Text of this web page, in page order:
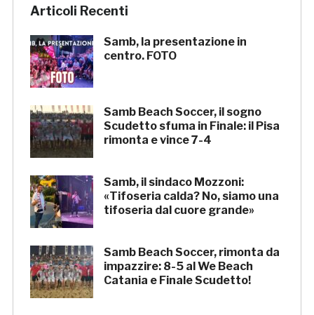
Articoli Recenti
Samb, la presentazione in
centro. FOTO
Samb Beach Soccer, il sogno
Scudetto sfuma in Finale: il Pisa
rimonta e vince 7-4
Samb, il sindaco Mozzoni:
«Tifoseria calda? No, siamo una
tifoseria dal cuore grande»
Samb Beach Soccer, rimonta da
impazzire: 8-5 al We Beach
Catania e Finale Scudetto!